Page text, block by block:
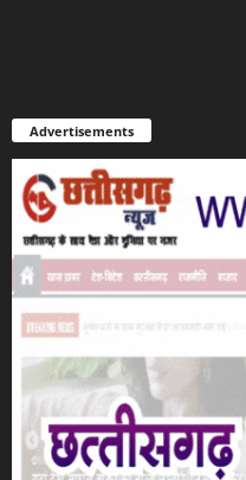
Advertisements